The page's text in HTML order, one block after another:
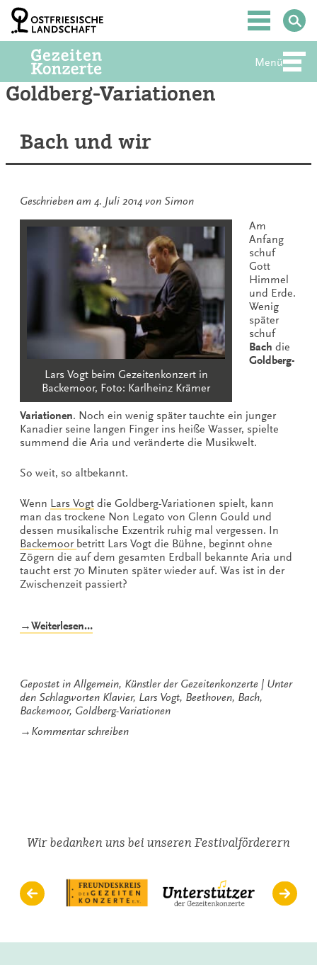
Zum
Inhalt
springen
Hauptmenü
Menü
Goldberg-Variationen
Bach und wir
Geschrieben am 4. Juli 2014 von Simon
Lars Vogt beim Gezeitenkonzert in
Backemoor, Foto: Karlheinz Krämer
Am
Anfang
schuf
Gott
Himmel
und Erde.
Wenig
später
schuf
Bach die
Goldberg-
Variationen. Noch ein wenig später tauchte ein junger
Kanadier seine langen Finger ins heiße Wasser, spielte
summend die Aria und veränderte die Musikwelt.
So weit, so altbekannt.
Wenn Lars Vogt die Goldberg-Variationen spielt, kann
man das trockene Non Legato von Glenn Gould und
dessen musikalische Exzentrik ruhig mal vergessen. In
Backemoor betritt Lars Vogt die Bühne, beginnt ohne
Zögern die auf dem gesamten Erdball bekannte Aria und
taucht erst 70 Minuten später wieder auf. Was ist in der
Zwischenzeit passiert?
→Weiterlesen…„Bach
Gepostet in Allgemein, Künstler der Gezeitenkonzerte
Unter
den Schlagworten Klavier, Lars Vogt, Beethoven, Bach,
Backemoor, Goldberg-Variationen
→ Kommentar schreibenzu
Wir bedanken uns bei unseren Festivalförderern